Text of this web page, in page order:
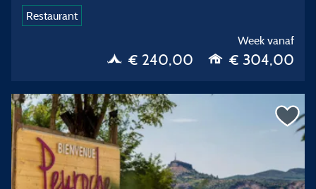
Restaurant
Week vanaf
€ 240,00 € 304,00